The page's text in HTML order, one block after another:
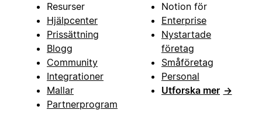
Resurser
Hjälpcenter
Prissättning
Blogg
Community
Integrationer
Mallar
Partnerprogram
Notion för
Enterprise
Nystartade
företag
Småföretag
Personal
Utforska mer →